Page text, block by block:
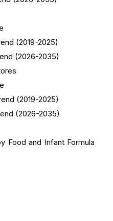
(2019-2025)
(2026-2035)
(2019-2025)
(2026-2035)
and Infant Formula